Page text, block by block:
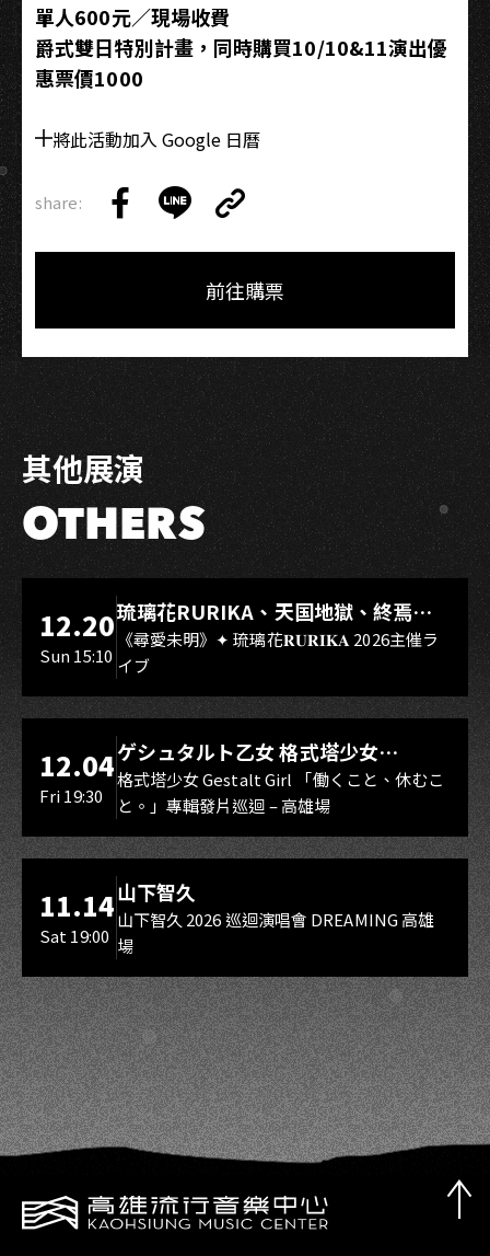
單人600元／現場收費
爵式雙日特別計畫，同時購買10/10&11演出優
惠票價1000
將此活動加入 Google 日曆
share:
on
on
Link
Copy
前往購票
其他展演
OTHERS
LIVE WAREHOUSE 小庫
12.20
Sun 15:10
琉璃花RURIKA、天国地獄、終焉
Rebirth、DUALIA、無我夢中、花奏
スマイル（O.A.）
《尋愛未明》✦ 琉璃花𝐑𝐔𝐑𝐈𝐊𝐀 2026主催ラ
イブ
LIVE WAREHOUSE 小庫
12.04
Fri 19:30
ゲシュタルト乙女 格式塔少女
Gestalt Girl
格式塔少女 Gestalt Girl 「働くこと、休むこ
と。」專輯發片巡迴 – 高雄場
11.14
Sat 19:00
山下智久
山下智久 2026 巡迴演唱會 DREAMING 高雄
場